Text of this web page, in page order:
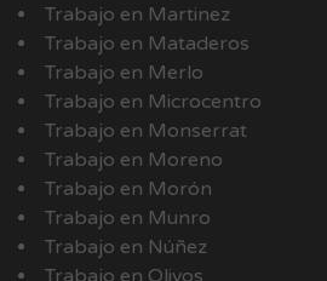
Trabajo en Martinez
Trabajo en Mataderos
Trabajo en Merlo
Trabajo en Microcentro
Trabajo en Monserrat
Trabajo en Moreno
Trabajo en Morón
Trabajo en Munro
Trabajo en Núñez